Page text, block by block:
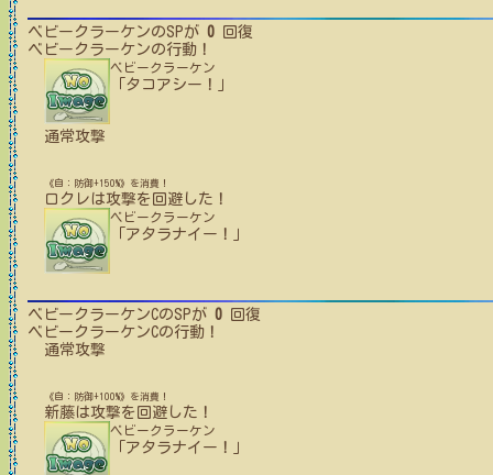
ベビークラーケンのSPが 0 回復
ベビークラーケンの行動！
ベビークラーケン
「タコアシー！」
通常攻撃
《自：防御+150%》を消費！
ロクレは攻撃を回避した！
ベビークラーケン
「アタラナイー！」
ベビークラーケンCのSPが 0 回復
ベビークラーケンCの行動！
通常攻撃
《自：防御+100%》を消費！
新藤は攻撃を回避した！
ベビークラーケン
「アタラナイー！」